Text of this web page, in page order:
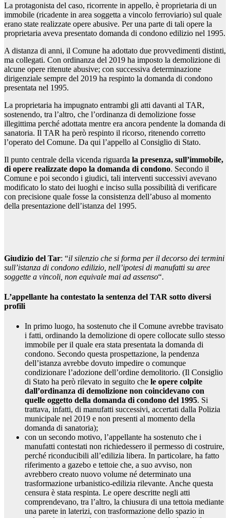
La protagonista del caso, ricorrente in appello, è proprietaria di un
immobile (ricadente in area soggetta a vincolo ferroviario) sul quale
erano state realizzate opere abusive. Per una parte di tali opere la
proprietaria aveva presentato domanda di condono edilizio nel 1995.
A distanza di anni, il Comune ha adottato due provvedimenti distinti,
ma collegati. Con ordinanza del 2019 ha imposto la demolizione di
alcune opere ritenute abusive; con successiva determinazione
dirigenziale sempre del 2019 ha respinto la domanda di condono
presentata nel 1995.
La proprietaria ha impugnato entrambi gli atti davanti al TAR,
sostenendo, tra l’altro, che l’ordinanza di demolizione fosse
illegittima perché adottata mentre era ancora pendente la domanda di
sanatoria. Il TAR ha però respinto il ricorso, ritenendo corretto
l’operato del Comune. Da qui l’appello al Consiglio di Stato.
Il punto centrale della vicenda riguarda la presenza, sull’immobile,
di opere realizzate dopo la domanda di condono. Secondo il
Comune e poi secondo i giudici, tali interventi successivi avevano
modificato lo stato dei luoghi e inciso sulla possibilità di verificare
con precisione quale fosse la consistenza dell’abuso al momento
della presentazione dell’istanza del 1995.
Giudizio del Tar: “il silenzio che si forma per il decorso dei termini
sull’istanza di condono edilizio, nell’ipotesi di manufatti su aree
soggette a vincoli, non equivale mai ad assenso“.
L’appellante ha contestato la sentenza del TAR sotto diversi
profili
In primo luogo, ha sostenuto che il Comune avrebbe travisato
i fatti, ordinando la demolizione di opere collocate sullo stesso
immobile per il quale era stata presentata la domanda di
condono. Secondo questa prospettazione, la pendenza
dell’istanza avrebbe dovuto impedire o comunque
condizionare l’adozione dell’ordine demolitorio. (Il Consiglio
di Stato ha però rilevato in seguito che le opere colpite
dall’ordinanza di demolizione non coincidevano con
quelle oggetto della domanda di condono del 1995. Si
trattava, infatti, di manufatti successivi, accertati dalla Polizia
municipale nel 2019 e non presenti al momento della
domanda di sanatoria);
con un secondo motivo, l’appellante ha sostenuto che i
manufatti contestati non richiedessero il permesso di costruire,
perché riconducibili all’edilizia libera. In particolare, ha fatto
riferimento a gazebo e tettoie che, a suo avviso, non
avrebbero creato nuovo volume né determinato una
trasformazione urbanistico-edilizia rilevante. Anche questa
censura è stata respinta. Le opere descritte negli atti
comprendevano, tra l’altro, la chiusura di una tettoia mediante
una parete in laterizi, con trasformazione dello spazio in